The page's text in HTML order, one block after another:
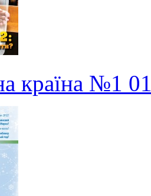
країна №1